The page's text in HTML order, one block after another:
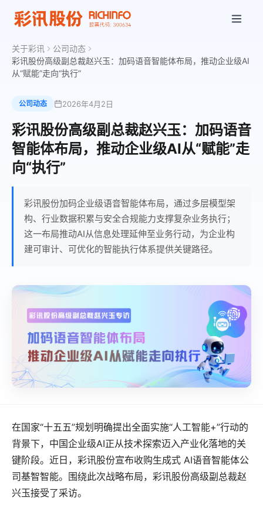
关于彩讯
公司动态
彩讯股份高级副总裁赵兴玉：加码语音智能体布局，推动企业级AI
从“赋能”走向“执行”
公司动态 2026年4月2日
彩讯股份高级副总裁赵兴玉：加码语音
智能体布局，推动企业级AI从“赋能”走
向“执行”
彩讯股份加码企业级语音智能体布局，通过多层模型架
构、行业数据积累与安全合规能力支撑复杂业务执行；
这一布局推动AI从信息处理延伸至业务行动，为企业构
建可审计、可优化的智能执行体系提供关键路径。
在国家“十五五”规划明确提出全面实施“人工智能+”行动的
背景下，中国企业级AI正从技术探索迈入产业化落地的关
键阶段。近日，彩讯股份宣布收购生成式 AI语音智能体公
司基智智能。围绕此次战略布局，彩讯股份高级副总裁赵
兴玉接受了采访。